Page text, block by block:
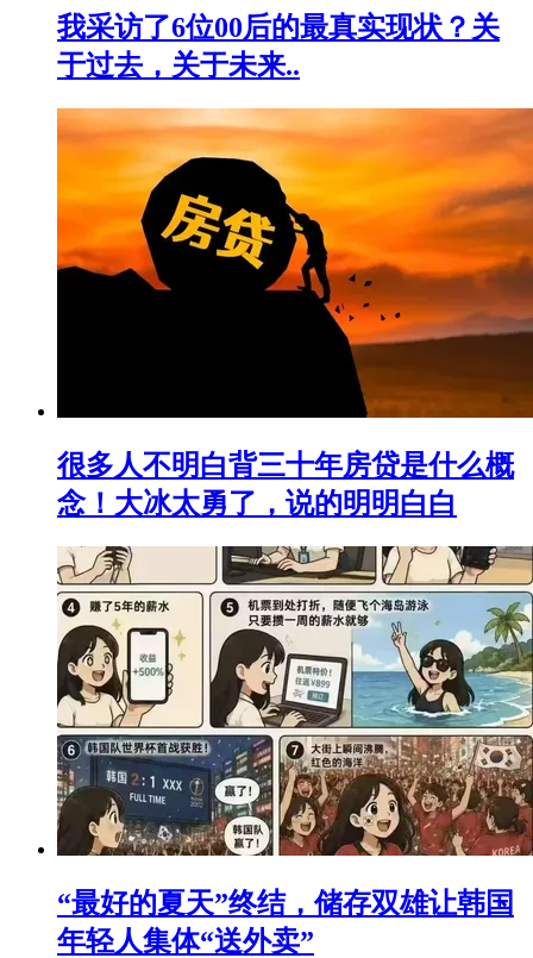
我采访了6位00后的最真实现状？关
于过去，关于未来..
很多人不明白背三十年房贷是什么概
念！大冰太勇了，说的明明白白
“最好的夏天”终结，储存双雄让韩国
年轻人集体“送外卖”